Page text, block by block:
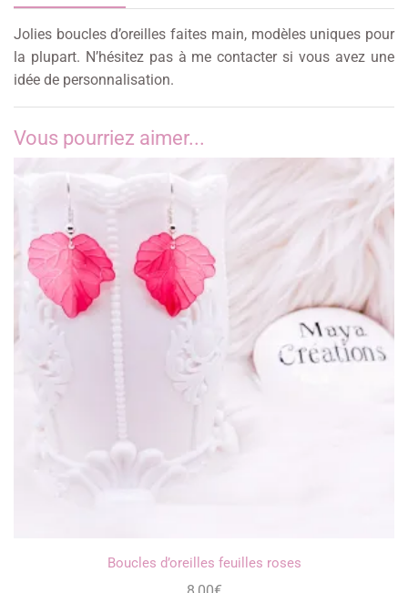
Jolies boucles d’oreilles faites main, modèles uniques pour
la plupart. N’hésitez pas à me contacter si vous avez une
idée de personnalisation.
Vous pourriez aimer...
Boucles d’oreilles feuilles roses